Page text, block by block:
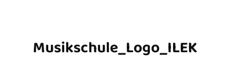
Musikschule_Logo_ILEK